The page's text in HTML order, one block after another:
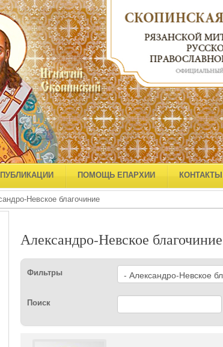
ПУБЛИКАЦИИ ПОМОЩЬ ЕПАРХИИ КОНТАКТЫ
Невское благочиние
Александро-Невское благочиние
Фильтры
Поиск